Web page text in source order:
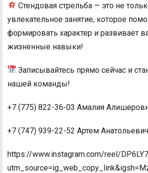
Стендовая стрельба — это не
увлекательное занятие, которое
формировать характер и развивает
жизненные навыки!
Записывайтесь прямо сейчас и
нашей команды!
+7 (775) 822-36-03 Амалия
+7 (747) 939-22-52 Артем Анатольевич
https://www.instagram.com/reel/